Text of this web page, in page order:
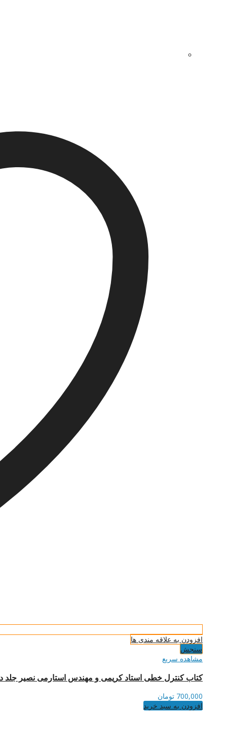
افزودن به علاقه مندی ها
سنجش
مشاهده سریع
کتاب کنترل خطی استاد کریمی و مهندس استارمی نصیر جلد
700,000 تومان
افزودن به سبد خرید